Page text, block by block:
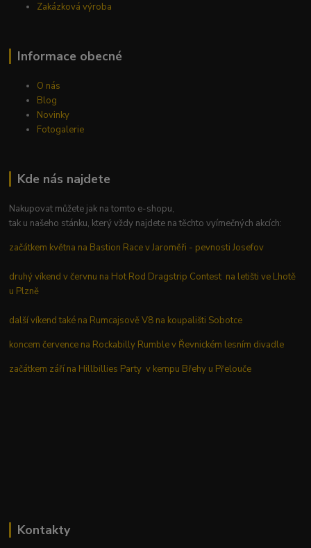
Zakázková výroba
Informace obecné
O nás
Blog
Novinky
Fotogalerie
Kde nás najdete
Nakupovat můžete jak na tomto e-shopu,
tak u našeho stánku, který vždy najdete na těchto vyímečných akcích:
začátkem května na Bastion Race v Jaroměři - pevnosti Josefov
druhý víkend v červnu na Hot Rod Dragstrip Contest na letišti ve Lhotě
u Plzně
další víkend také na Rumcajsově V8 na koupališti Sobotce
koncem července na Rockabilly Rumble v Řevnickém lesním divadle
začátkem září na Hillbillies Party v kempu Břehy u Přelouče
Kontakty